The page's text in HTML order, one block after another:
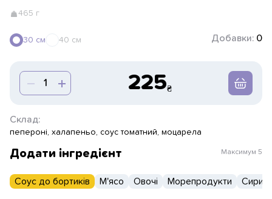
465 г
30 см 40 см Добавки: 0
225
Склад:
пепероні, халапеньо, соус томатний, моцарела
Додати інгредієнт Максимум 5
Соус до бортиків М'ясо Овочі Морепродукти Сири